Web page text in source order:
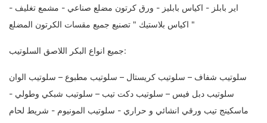
اير بابلز - اكياس بابليز - ورق كرتون مضلع صناعي - مشمع تغليف -
اكياس بلاستيك " تصنيع جميع مقسات الكرتون المضلع "
جميع انواع البكر اللاصق السلوتيب:
سلوتيب شفاف – سلوتيب كريستال – سلوتيب مطبوع – سلوتيب الوان
سلوتيب دبل فيس – سلوتيب دكت تيب – سلوتيب شبكي وطولي -
ماسكينج تيب ورقي انشائي و حراري - سلوتيب المونيوم - شريط لحام